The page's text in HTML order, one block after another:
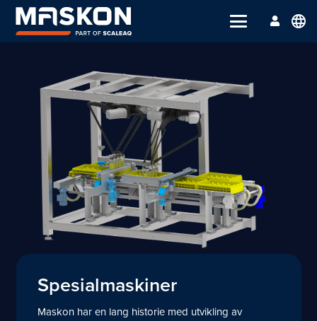
language
Spesialmaskiner
Maskon har en lang historie med utvikling av